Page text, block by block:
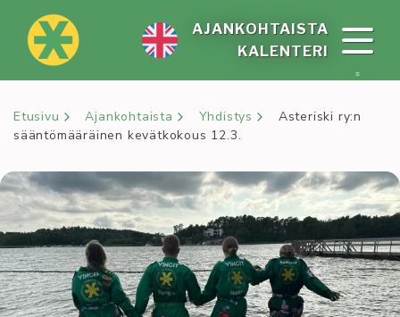
sisältöön
KA­LEN­TE­RI
AJAN­KOH­TAIS­TA
Etusivu Ajankohtaista Yhdistys
Asteriski ry:n
sääntömääräinen kevätkokous 12.3.